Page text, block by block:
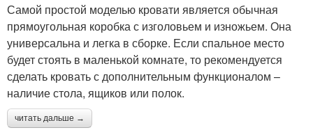
Самой простой моделью кровати является обычная
прямоугольная коробка с изголовьем и изножьем. Она
универсальна и легка в сборке. Если спальное место
будет стоять в маленькой комнате, то рекомендуется
сделать кровать с дополнительным функционалом –
наличие стола, ящиков или полок.
читать дальше →